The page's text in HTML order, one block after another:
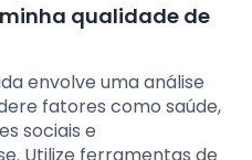
qualidade de
envolve uma análise
fatores como saúde,
sociais e